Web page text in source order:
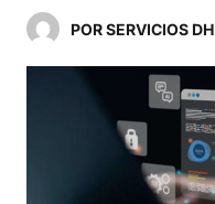
POR SERVICIOS DH